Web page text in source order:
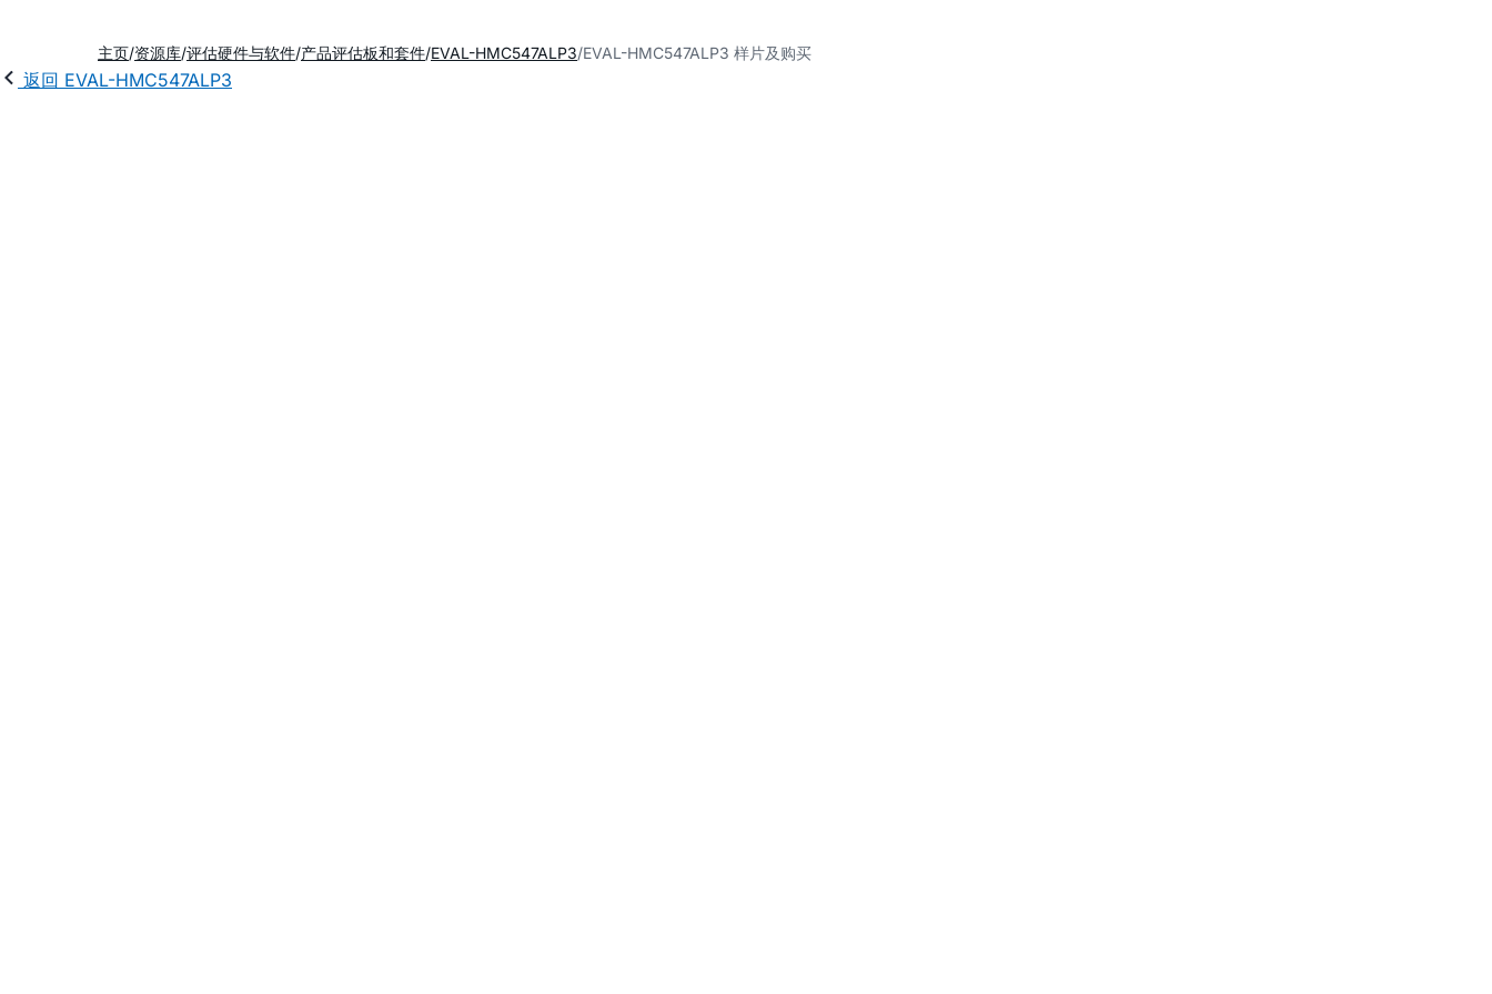
主页 资源库 评估硬件与软件 产品评估板和套件 EVAL-HMC547ALP3 EVAL-HMC547ALP3 样片及购买
返回 EVAL-HMC547ALP3